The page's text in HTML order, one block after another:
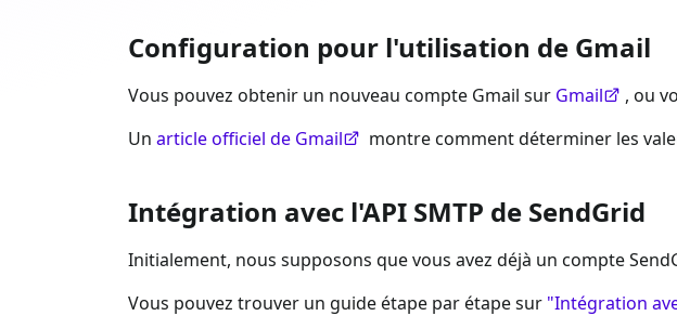
Configuration pour l'utilisation de Gmail
Vous pouvez obtenir un nouveau compte Gmail sur Gmail
, ou
Un article officiel de Gmail montre comment déterminer les
Intégration avec l'API SMTP de SendGrid
Initialement, nous supposons que vous avez déjà un compte
Vous pouvez trouver un guide étape par étape sur "Intégration